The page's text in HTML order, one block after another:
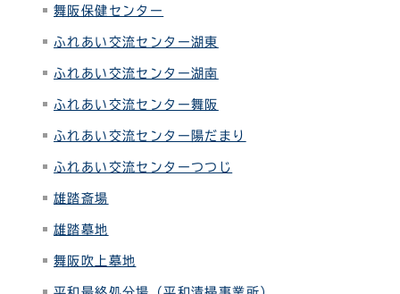
舞阪保健センター
ふれあい交流センター湖東
ふれあい交流センター湖南
ふれあい交流センター舞阪
ふれあい交流センター陽だまり
ふれあい交流センターつつじ
雄踏斎場
雄踏墓地
舞阪吹上墓地